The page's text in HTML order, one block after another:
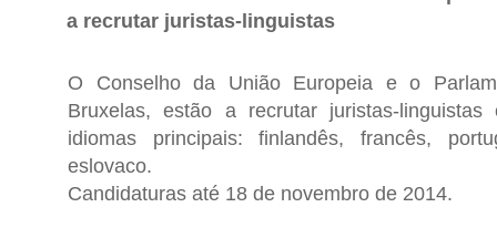
a recrutar juristas-linguistas
O Conselho da União Europeia e o
Bruxelas, estão a recrutar juristas-
idiomas principais: finlandês, francês,
eslovaco.
Candidaturas até 18 de novembro de 2014.